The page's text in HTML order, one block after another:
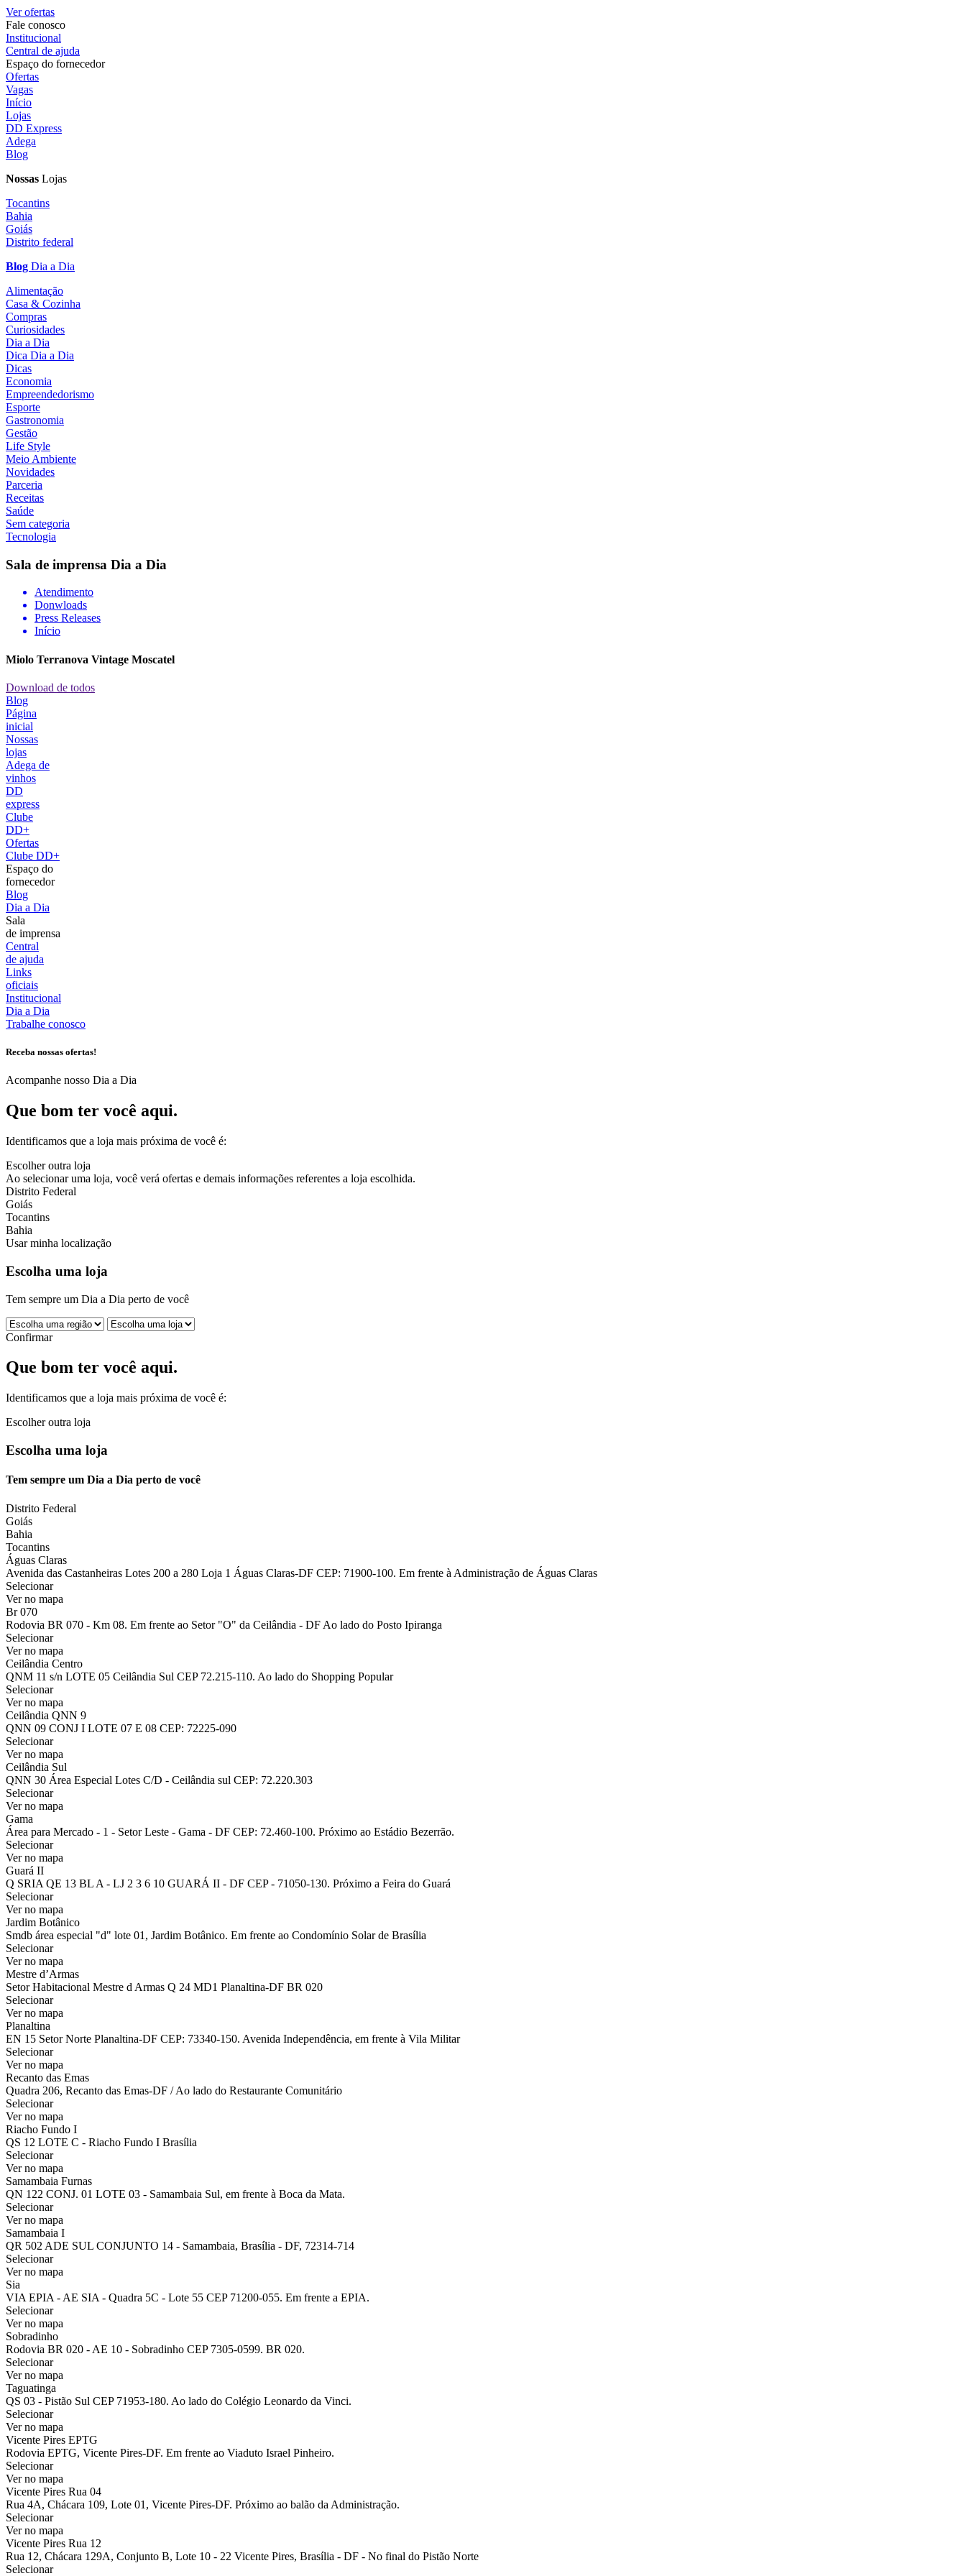
Ver ofertas
Fale conosco
Institucional
Central de ajuda
Espaço do fornecedor
Ofertas
Vagas
Início
Lojas
DD Express
Adega
Blog
Nossas Lojas
Tocantins
Bahia
Goiás
Distrito federal
Blog Dia a Dia
Alimentação
Casa & Cozinha
Compras
Curiosidades
Dia a Dia
Dica Dia a Dia
Dicas
Economia
Empreendedorismo
Esporte
Gastronomia
Gestão
Life Style
Meio Ambiente
Novidades
Parceria
Receitas
Saúde
Sem categoria
Tecnologia
Sala de imprensa Dia a Dia
Atendimento
Donwloads
Press Releases
Início
Miolo Terranova Vintage Moscatel
Download de todos
Blog
Página
inicial
Nossas
lojas
Adega de
vinhos
DD
express
Clube
DD+
Ofertas
Clube DD+
Espaço do
fornecedor
Blog
Dia a Dia
Sala
de imprensa
Central
de ajuda
Links
oficiais
Institucional
Dia a Dia
Trabalhe conosco
Receba nossas ofertas!
Acompanhe nosso Dia a Dia
Que bom ter você aqui.
Identificamos que a loja mais próxima de você é:
Escolher outra loja
Ao selecionar uma loja, você verá ofertas e demais informações referentes a loja escolhida.
Distrito Federal
Goiás
Tocantins
Bahia
Usar minha localização
Escolha uma loja
Tem sempre um Dia a Dia perto de você
Confirmar
Que bom ter você aqui.
Identificamos que a loja mais próxima de você é:
Escolher outra loja
Escolha uma loja
Tem sempre um Dia a Dia perto de você
Distrito Federal
Goiás
Bahia
Tocantins
Águas Claras
Avenida das Castanheiras Lotes 200 a 280 Loja 1 Águas Claras-DF CEP: 71900-100. Em frente à Administração de Águas Claras
Selecionar
Ver no mapa
Br 070
Rodovia BR 070 - Km 08. Em frente ao Setor "O" da Ceilândia - DF Ao lado do Posto Ipiranga
Selecionar
Ver no mapa
Ceilândia Centro
QNM 11 s/n LOTE 05 Ceilândia Sul CEP 72.215-110. Ao lado do Shopping Popular
Selecionar
Ver no mapa
Ceilândia QNN 9
QNN 09 CONJ I LOTE 07 E 08 CEP: 72225-090
Selecionar
Ver no mapa
Ceilândia Sul
QNN 30 Área Especial Lotes C/D - Ceilândia sul CEP: 72.220.303
Selecionar
Ver no mapa
Gama
Área para Mercado - 1 - Setor Leste - Gama - DF CEP: 72.460-100. Próximo ao Estádio Bezerrão.
Selecionar
Ver no mapa
Guará II
Q SRIA QE 13 BL A - LJ 2 3 6 10 GUARÁ II - DF CEP - 71050-130. Próximo a Feira do Guará
Selecionar
Ver no mapa
Jardim Botânico
Smdb área especial "d" lote 01, Jardim Botânico. Em frente ao Condomínio Solar de Brasília
Selecionar
Ver no mapa
Mestre d’Armas
Setor Habitacional Mestre d Armas Q 24 MD1 Planaltina-DF BR 020
Selecionar
Ver no mapa
Planaltina
EN 15 Setor Norte Planaltina-DF CEP: 73340-150. Avenida Independência, em frente à Vila Militar
Selecionar
Ver no mapa
Recanto das Emas
Quadra 206, Recanto das Emas-DF / Ao lado do Restaurante Comunitário
Selecionar
Ver no mapa
Riacho Fundo I
QS 12 LOTE C - Riacho Fundo I Brasília
Selecionar
Ver no mapa
Samambaia Furnas
QN 122 CONJ. 01 LOTE 03 - Samambaia Sul, em frente à Boca da Mata.
Selecionar
Ver no mapa
Samambaia I
QR 502 ADE SUL CONJUNTO 14 - Samambaia, Brasília - DF, 72314-714
Selecionar
Ver no mapa
Sia
VIA EPIA - AE SIA - Quadra 5C - Lote 55 CEP 71200-055. Em frente a EPIA.
Selecionar
Ver no mapa
Sobradinho
Rodovia BR 020 - AE 10 - Sobradinho CEP 7305-0599. BR 020.
Selecionar
Ver no mapa
Taguatinga
QS 03 - Pistão Sul CEP 71953-180. Ao lado do Colégio Leonardo da Vinci.
Selecionar
Ver no mapa
Vicente Pires EPTG
Rodovia EPTG, Vicente Pires-DF. Em frente ao Viaduto Israel Pinheiro.
Selecionar
Ver no mapa
Vicente Pires Rua 04
Rua 4A, Chácara 109, Lote 01, Vicente Pires-DF. Próximo ao balão da Administração.
Selecionar
Ver no mapa
Vicente Pires Rua 12
Rua 12, Chácara 129A, Conjunto B, Lote 10 - 22 Vicente Pires, Brasília - DF - No final do Pistão Norte
Selecionar